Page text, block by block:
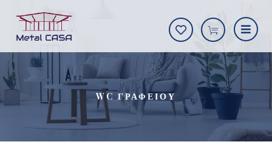
WC ΓΡΑΦΕΙΟΥ